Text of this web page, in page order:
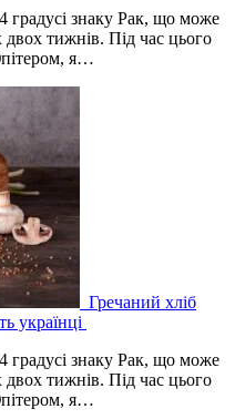
градусі знаку Рак, що може
тижнів. Під час цього
я…
Гречаний хліб
українці
градусі знаку Рак, що може
тижнів. Під час цього
я…